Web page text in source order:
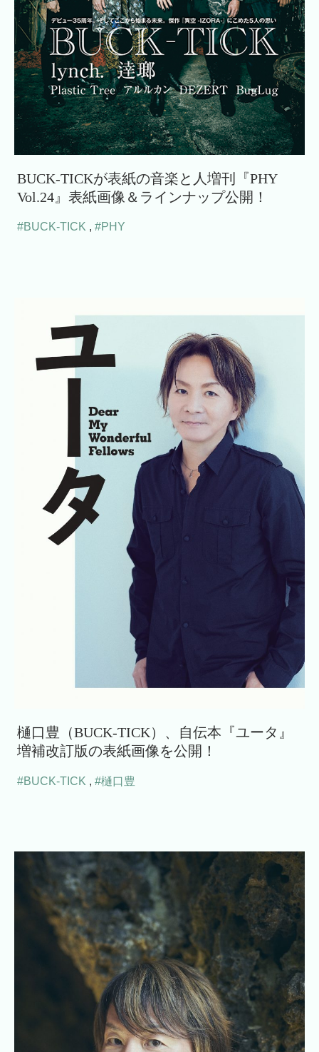
BUCK-TICKが表紙の音楽と人増刊『PHY
Vol.24』表紙画像＆ラインナップ公開！
#BUCK-TICK , #PHY
樋口豊（BUCK-TICK）、自伝本『ユータ』
増補改訂版の表紙画像を公開！
#BUCK-TICK , #樋口豊